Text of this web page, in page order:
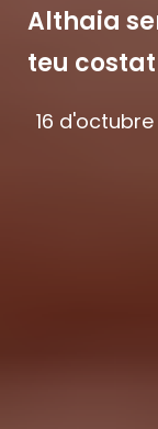
Althaia
teu costat
16